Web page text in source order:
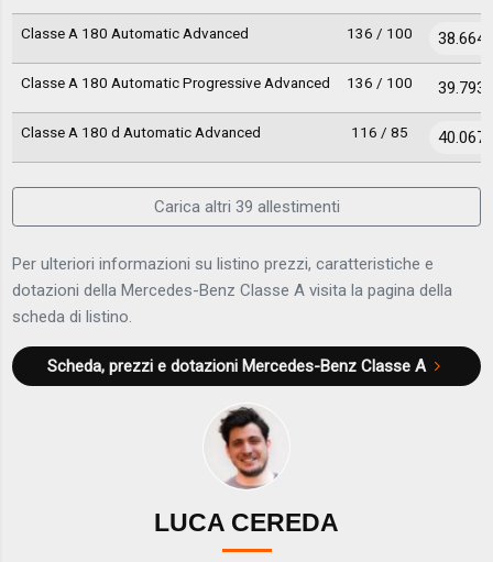
Classe A 180 Automatic Advanced 136 / 100 38.664
Classe A 180 Automatic Progressive Advanced 136 / 100 39.793
Classe A 180 d Automatic Advanced 116 / 85 40.067
Carica altri 39 allestimenti
Per ulteriori informazioni su listino prezzi, caratteristiche e
dotazioni della Mercedes-Benz Classe A visita la pagina della
scheda di listino.
Scheda, prezzi e dotazioni Mercedes-Benz Classe A
LUCA CEREDA